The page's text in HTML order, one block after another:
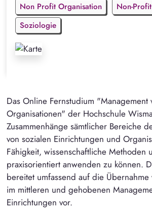
Non Profit Organisation
Non-
Soziologie
Das Online Fernstudium "Management
Organisationen" der Hochschule
Zusammenhänge sämtlicher Bereiche
von sozialen Einrichtungen und
Fähigkeit, wissenschaftliche Methoden
praxisorientiert anwenden zu können.
bereitet umfassend auf die
im mittleren und gehobenen
Einrichtungen vor.